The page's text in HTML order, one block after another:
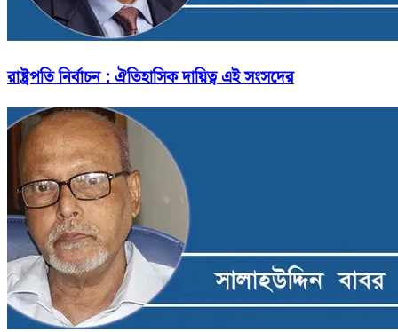
রাষ্ট্রপতি নির্বাচন : ঐতিহাসিক দায়িত্ব এই সংসদের